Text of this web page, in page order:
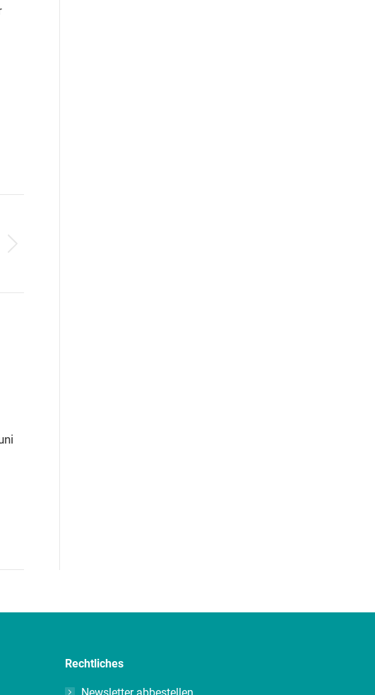
Rechtliches
Newsletter abbestellen